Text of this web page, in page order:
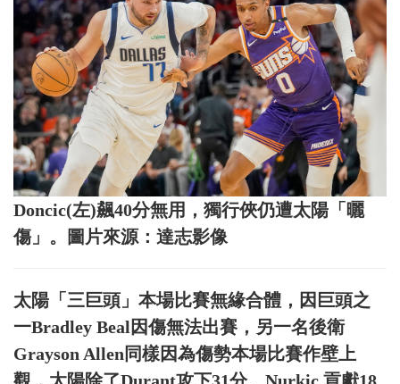
Doncic(左)飆40分無用，獨行俠仍遭太陽「曬
傷」。圖片來源：達志影像
太陽「三巨頭」本場比賽無緣合體，因巨頭之
一Bradley Beal因傷無法出賽，另一名後衛
Grayson Allen同樣因為傷勢本場比賽作壁上
觀，太陽除了Durant攻下31分、Nurkic 貢獻18